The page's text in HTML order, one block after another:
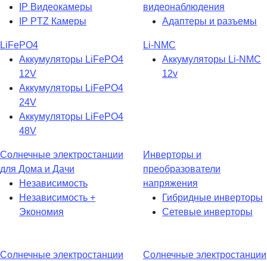
IP Видеокамеры
IP PTZ Камеры
видеонаблюдения
Адаптеры и разъемы
LiFePO4
Аккумуляторы LiFePO4
12V
Аккумуляторы LiFePO4
24V
Аккумуляторы LiFePO4
48V
Li-NMC
Аккумуляторы Li-NMC
12v
Солнечные электростанции
для Дома и Дачи
Независимость
Независимость +
Экономия
Инверторы и
преобразователи
напряжения
Гибридные инверторы
Сетевые инверторы
Солнечные электростанции
Солнечные электростанции